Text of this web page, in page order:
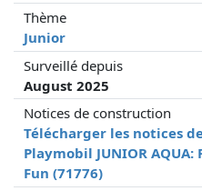
Thème
Junior
Surveillé depuis
August 2025
Notices de construction
Télécharger les notices
Playmobil JUNIOR
Fun (71776)